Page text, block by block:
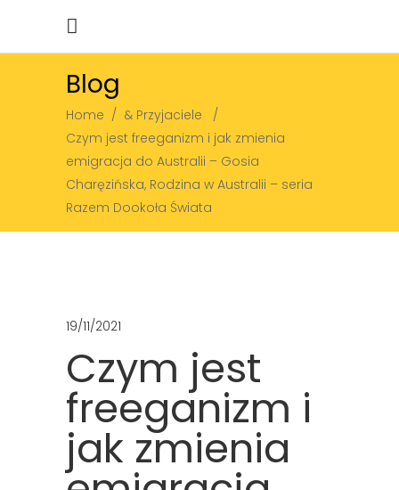
Blog
Home / & Przyjaciele
/
Czym jest freeganizm i jak zmienia
emigracja do Australii – Gosia
Charęzińska, Rodzina w Australii – seria
Razem Dookoła Świata
19/11/2021
Czym jest
freeganizm i
jak zmienia